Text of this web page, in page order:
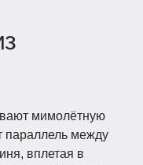
мимолётную
параллель между
вплетая в